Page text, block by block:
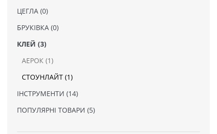
ЦЕГЛА (0)
БРУКІВКА (0)
КЛЕЙ (3)
АЕРОК (1)
СТОУНЛАЙТ (1)
ІНСТРУМЕНТИ (14)
ПОПУЛЯРНІ ТОВАРИ (5)